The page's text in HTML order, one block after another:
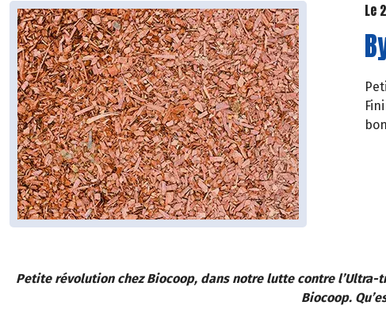
Le
Petite révolution chez Biocoop, dans notre lutte contre
Biocoop.